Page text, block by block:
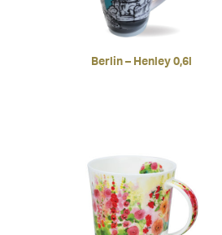
Berlin – Henley 0,6l